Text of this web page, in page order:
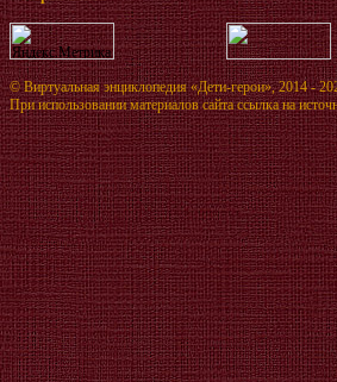
©Виртуальная энциклопедия «Дети-герои», 2014 -
При использовании материалов сайта ссылка на